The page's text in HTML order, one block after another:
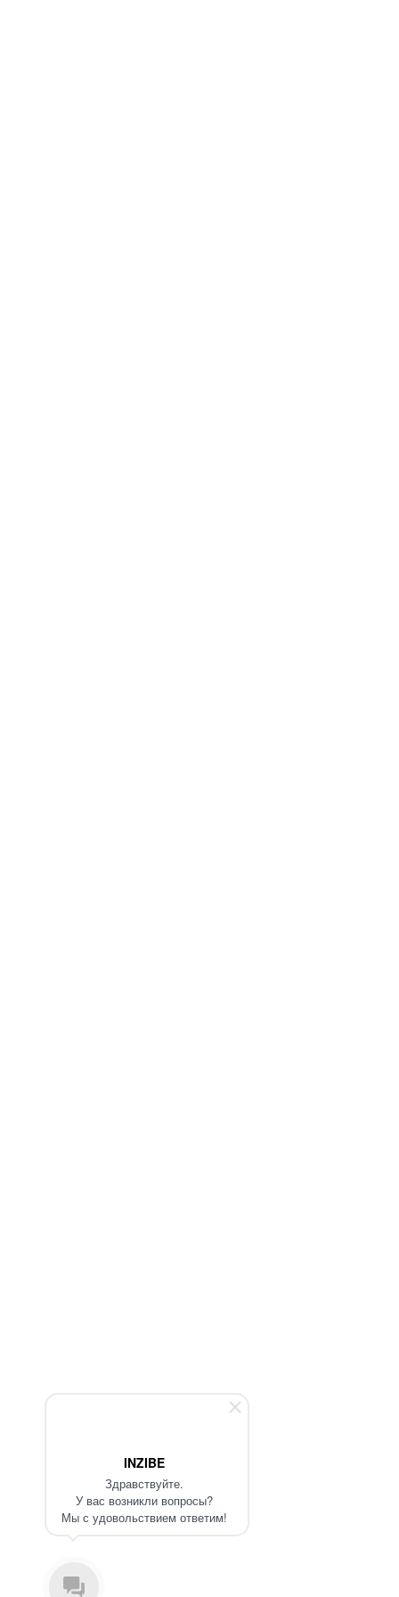
INZIBE
Здравствуйте.
У вас возникли вопросы?
Мы с удовольствием ответим!